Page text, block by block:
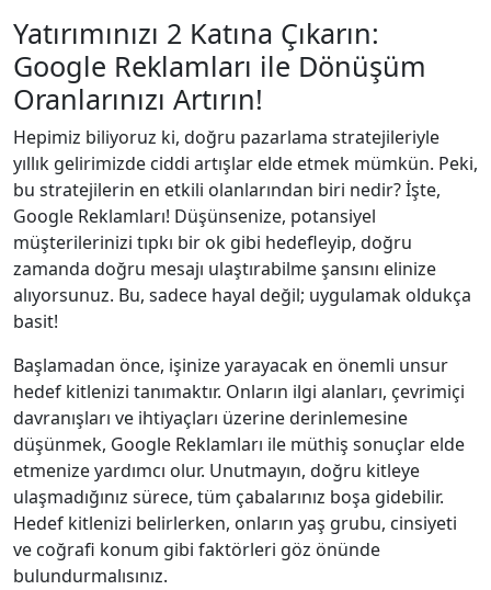
Yatırımınızı 2 Katına Çıkarın:
Google Reklamları ile Dönüşüm
Oranlarınızı Artırın!
Hepimiz biliyoruz ki, doğru pazarlama stratejileriyle
yıllık gelirimizde ciddi artışlar elde etmek mümkün. Peki,
bu stratejilerin en etkili olanlarından biri nedir? İşte,
Google Reklamları! Düşünsenize, potansiyel
müşterilerinizi tıpkı bir ok gibi hedefleyip, doğru
zamanda doğru mesajı ulaştırabilme şansını elinize
alıyorsunuz. Bu, sadece hayal değil; uygulamak oldukça
basit!
Başlamadan önce, işinize yarayacak en önemli unsur
hedef kitlenizi tanımaktır. Onların ilgi alanları, çevrimiçi
davranışları ve ihtiyaçları üzerine derinlemesine
düşünmek, Google Reklamları ile müthiş sonuçlar elde
etmenize yardımcı olur. Unutmayın, doğru kitleye
ulaşmadığınız sürece, tüm çabalarınız boşa gidebilir.
Hedef kitlenizi belirlerken, onların yaş grubu, cinsiyeti
ve coğrafi konum gibi faktörleri göz önünde
bulundurmalısınız.